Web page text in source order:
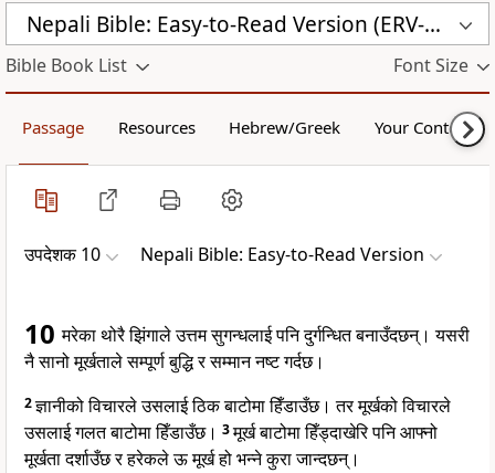
Nepali Bible: Easy-to-Read Version (ERV-NE)
Bible Book List Font Size
Passage Resources Hebrew/Greek Your Content
उपदेशक 10 Nepali Bible: Easy-to-Read Version
10मरेका थोरै झिंगाले उत्तम सुगन्धलाई पनि दुर्गन्धित बनाउँदछन्। यसरी
नै सानो मूर्खताले सम्पूर्ण बुद्धि र सम्मान नष्ट गर्दछ।
2ज्ञानीको विचारले उसलाई ठिक बाटोमा हिँडाउँछ। तर मूर्खको विचारले
उसलाई गलत बाटोमा हिँडाउँछ। 3मूर्ख बाटोमा हिँड्दाखेरि पनि आफ्नो
मूर्खता दर्शाउँछ र हरेकले ऊ मूर्ख हो भन्ने कुरा जान्दछन्।